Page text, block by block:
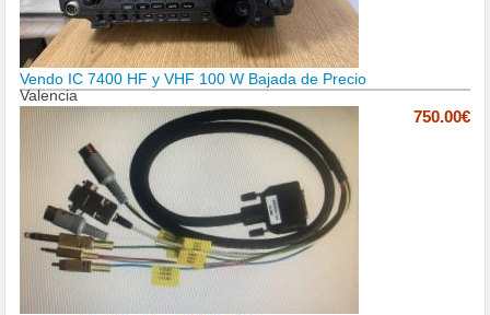
Vendo IC 7400 HF y VHF 100 W Bajada de Precio
Valencia
750.00€